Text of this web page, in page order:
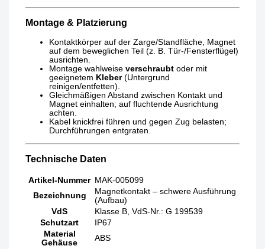
Montage & Platzierung
Kontaktkörper auf der Zarge/Standfläche, Magnet
auf dem beweglichen Teil (z. B. Tür-/Fensterflügel)
ausrichten.
Montage wahlweise verschraubtoder mit
geeignetem Kleber(Untergrund
reinigen/entfetten).
Gleichmäßigen Abstand zwischen Kontakt und
Magnet einhalten; auf fluchtende Ausrichtung
achten.
Kabel knickfrei führen und gegen Zug belasten;
Durchführungen entgraten.
Technische Daten
Artikel-Nummer MAK-005099
Bezeichnung
Magnetkontakt – schwere Ausführung
(Aufbau)
VdS
Klasse B, VdS-Nr.: G 199539
Schutzart
IP67
Material
Gehäuse
ABS